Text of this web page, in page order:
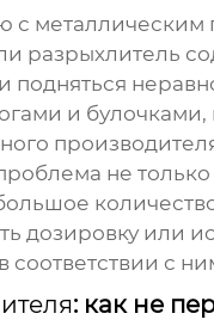
с металлическим
разрыхлитель
подняться
и булочками,
не только
дозировку или
соответствии с
: как не